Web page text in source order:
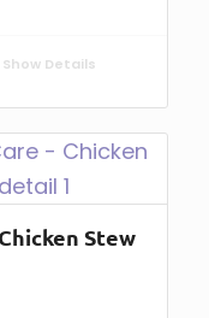
Show Details
Stew